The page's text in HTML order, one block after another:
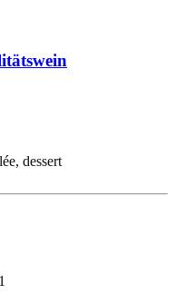
dessert
1